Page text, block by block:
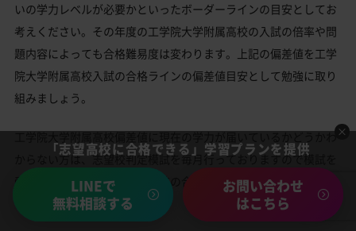
いの学力レベルが必要かといったボーダーラインの目安としてお
考えください。その年度の工学院大学附属高校の入試の倍率や問
題内容によっても合格難易度は変わります。上記の偏差値を工学
院大学附属高校入試の合格ラインの偏差値目安として勉強に取り
組みましょう。
からない方は、志望校判定模試を毎月行っておりますので模試を
受験頂き、工学院大学附属高校の合格ライン偏差値に学力が届い
ているかをご確認下さい。
「志望高校に合格できる」学習プランを提供
LINEで
無料相談する
お問い合わせ
はこちら